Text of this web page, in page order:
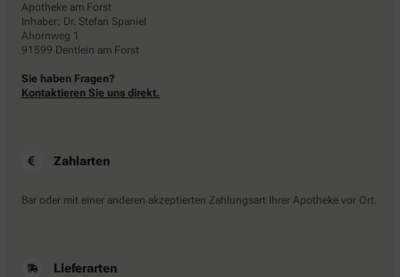
Apotheke am Forst
Inhaber: Dr. Stefan Spaniel
Ahornweg 1
91599 Dentlein am Forst
Sie haben Fragen?
Kontaktieren Sie uns direkt.
Zahlarten
Bar oder mit einer anderen akzeptierten Zahlungsart Ihrer Apotheke vor Ort.
Lieferarten